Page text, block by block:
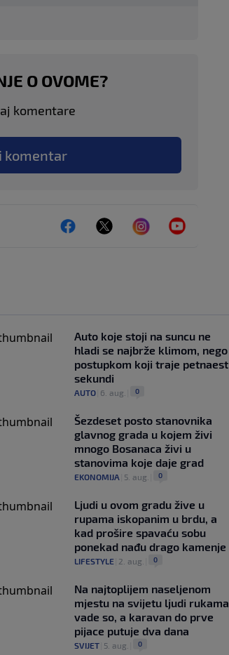
O OVOME?
komentare
komentar
Auto koje stoji na suncu ne
hladi se najbrže klimom, nego
postupkom koji traje petnaest
sekundi
AUTO| 6. aug. 0
Šezdeset posto stanovnika
glavnog grada u kojem živi
mnogo Bosanaca živi u
stanovima koje daje grad
EKONOMIJA 5. aug. 0
Ljudi u ovom gradu žive u
rupama iskopanim u brdu, a
kad prošire spavaću sobu
ponekad nađu drago kamenje
LIFESTYLE| 2. aug. 0
Na najtoplijem naseljenom
mjestu na svijetu ljudi rukama
vade so, a karavan do prve
pijace putuje dva dana
SVIJET| 5. aug. 0